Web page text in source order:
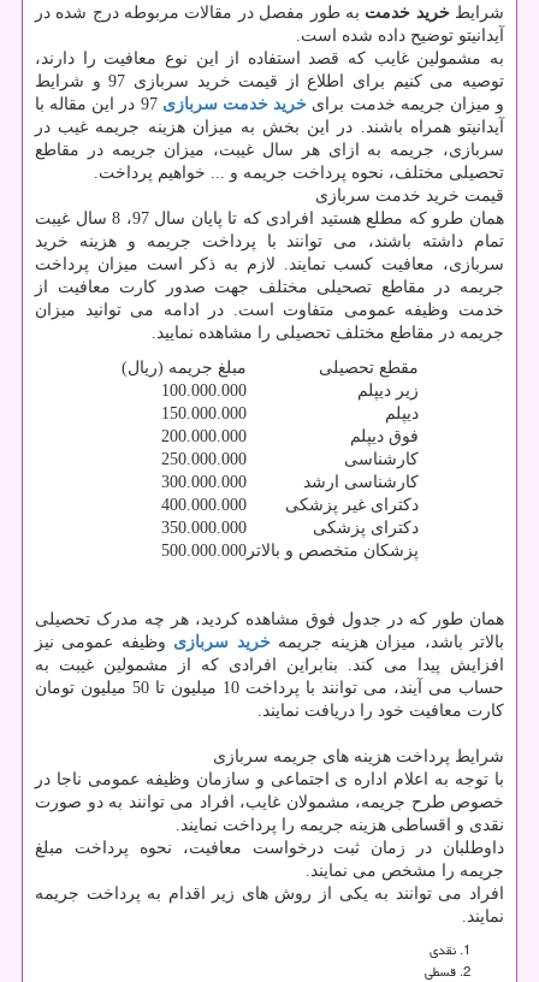
شرایطخرید خدمت به طور مفصل در مقالات مربوطه درج شده در
آیدانیتو توضیح داده شده است.
به مشمولین غایب که قصد استفاده از این نوع معافیت را دارند،
توصیه می کنیم برای اطلاع از قیمت خرید سربازی 97 و شرایط
و میزان جریمه خدمت برای خرید خدمت سربازی
97 در این مقاله با
آیدانیتو همراه باشند. در این بخش به میزان هزینه جریمه غیب در
سربازی، جریمه به ازای هر سال غیبت، میزان جریمه در مقاطع
تحصیلی مختلف، نحوه پرداخت جریمه و ... خواهیم پرداخت.
قیمت خرید خدمت سربازی
همان طرو که مطلع هستید افرادی که تا پایان سال 97، 8 سال غیبت
تمام داشته باشند، می توانند با پرداخت جریمه و هزینه خرید
سربازی، معافیت کسب نمایند. لازم به ذکر است میزان پرداخت
جریمه در مقاطع تصحیلی مختلف جهت صدور کارت معافیت از
خدمت وظیفه عمومی متفاوت است. در ادامه می توانید میزان
جریمه در مقاطع مختلف تحصیلی را مشاهده نمایید.
مقطع تحصیلی
مبلغ جریمه (ریال)
زیر دیپلم
100.000.000
دیپلم
150.000.000
فوق دیپلم
200.000.000
کارشناسی
250.000.000
کارشناسی ارشد
300.000.000
دکترای غیر پزشکی
400.000.000
دکترای پزشکی
350.000.000
پزشکان متخصص و بالاتر500.000.000
همان طور که در جدول فوق مشاهده کردید، هر چه مدرک تحصیلی
بالاتر باشد، میزان هزینه جریمهخرید سربازی وظیفه عمومی نیز
افزایش پیدا می کند. بنابراین افرادی که از مشمولین غیبت به
حساب می آیند، می توانند با پرداخت 10 میلیون تا 50 میلیون تومان
کارت معافیت خود را دریافت نمایند.
شرایط پرداخت هزینه های جریمه سربازی
با توجه به اعلام اداره ی اجتماعی و سازمان وظیفه عمومی ناجا در
خصوص طرح جریمه، مشمولان غایب، افراد می توانند به دو صورت
نقدی و اقساطی هزینه جریمه را پرداخت نمایند.
داوطلبان در زمان ثبت درخواست معافیت، نحوه پرداخت مبلغ
جریمه را مشخص می نمایند.
افراد می توانند به یکی از روش های زیر اقدام به پرداخت جریمه
نمایند.
نقدی
قسطی